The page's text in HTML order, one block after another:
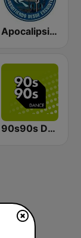
Apocalipsis Radio
90s90s Dance